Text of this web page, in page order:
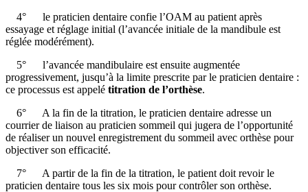
4° le praticien dentaire confie l’OAM au patient après
essayage et réglage initial (l’avancée initiale de la mandibule est
réglée modérément).
5° l’avancée mandibulaire est ensuite augmentée
progressivement, jusqu’à la limite prescrite par le praticien dentaire :
ce processus est appelé titration de l’orthèse.
6° A la fin de la titration, le praticien dentaire adresse un
courrier de liaison au praticien sommeil qui jugera de l’opportunité
de réaliser un nouvel enregistrement du sommeil avec orthèse pour
objectiver son efficacité.
7° A partir de la fin de la titration, le patient doit revoir le
praticien dentaire tous les six mois pour contrôler son orthèse.